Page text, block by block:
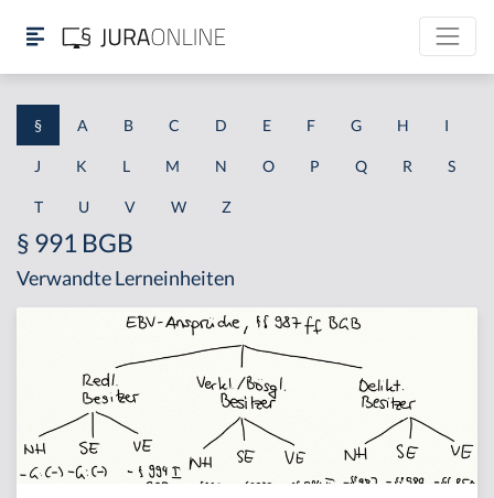
§ A B C D E F G H I
J K L M N O P Q R S
T U V W Z
§ 991 BGB
Verwandte Lerneinheiten